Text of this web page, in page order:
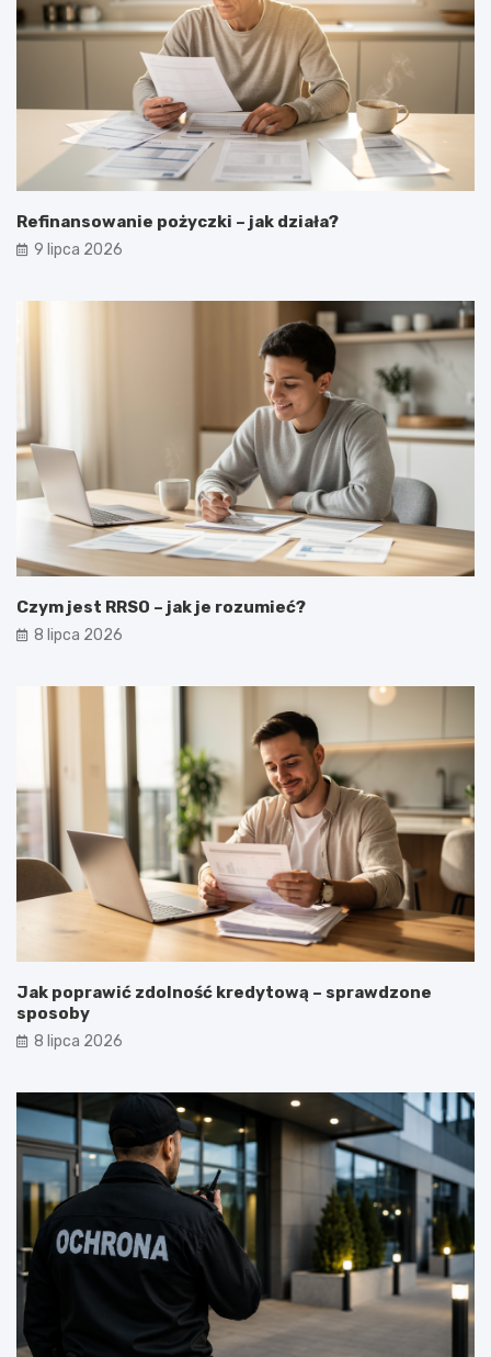
Refinansowanie pożyczki – jak działa?
9 lipca 2026
Czym jest RRSO – jak je rozumieć?
8 lipca 2026
Jak poprawić zdolność kredytową – sprawdzone
sposoby
8 lipca 2026